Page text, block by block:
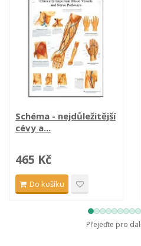
Schéma - nejdůležitější
cévy a...
465 Kč
Do košíku
Přejeďte pro